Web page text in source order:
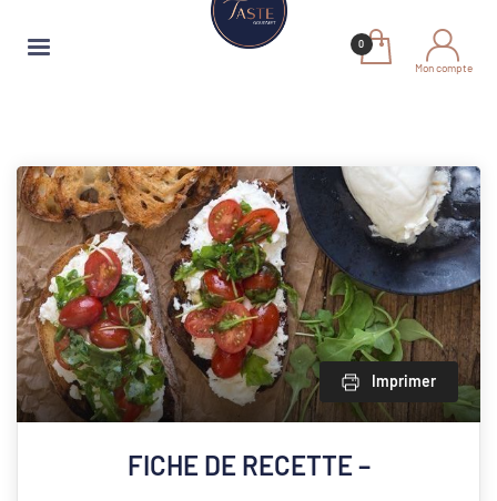
Mon compte
Imprimer
FICHE DE RECETTE –